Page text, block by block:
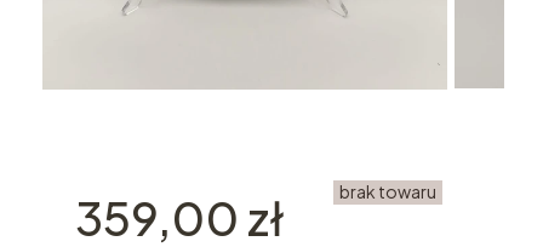
Cena
359,00 zł brak towaru